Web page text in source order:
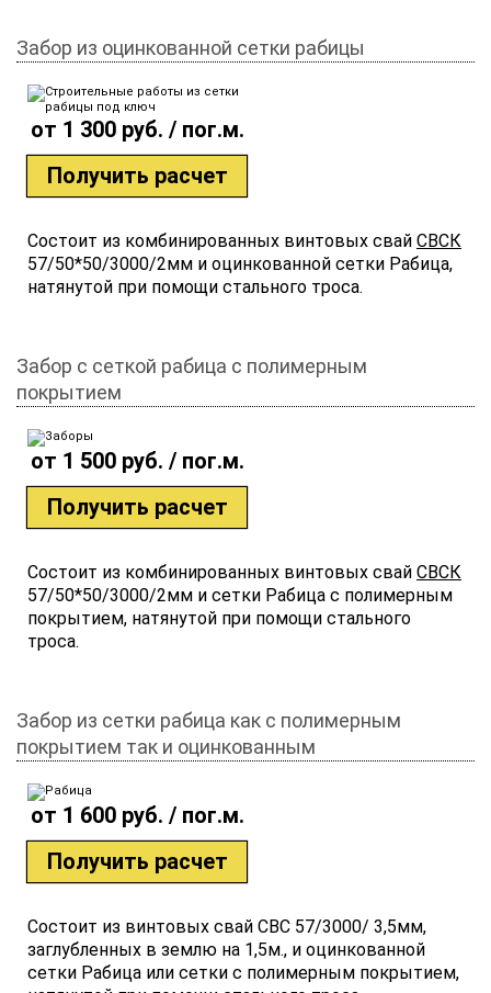
Забор из оцинкованной сетки рабицы
от 1 300 руб. / пог.м.
Получить расчет
Состоит из комбинированных винтовых свай СВСК
57/50*50/3000/2мм и оцинкованной сетки Рабица,
натянутой при помощи стального троса.
Забор с сеткой рабица с полимерным
покрытием
от 1 500 руб. / пог.м.
Получить расчет
Состоит из комбинированных винтовых свай СВСК
57/50*50/3000/2мм и сетки Рабица с полимерным
покрытием, натянутой при помощи стального
троса.
Забор из сетки рабица как с полимерным
покрытием так и оцинкованным
от 1 600 руб. / пог.м.
Получить расчет
Состоит из винтовых свай СВС 57/3000/ 3,5мм,
заглубленных в землю на 1,5м., и оцинкованной
сетки Рабица или сетки с полимерным покрытием,